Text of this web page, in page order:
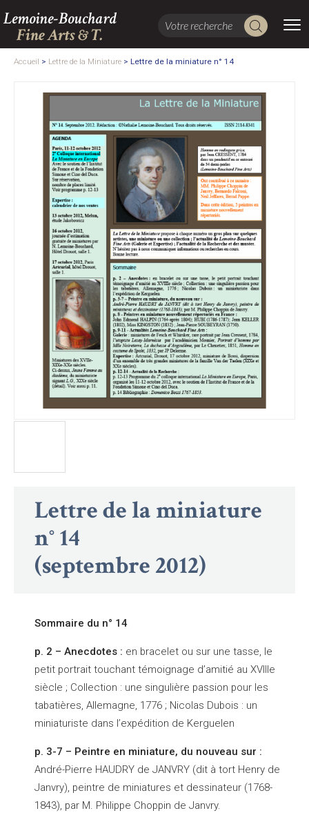
Lemoine-Bouchard
Fine Arts & T.
Accueil > Lettre de la Miniature > Lettre de la miniature n° 14
Lettre de la miniature
n° 14
(septembre 2012)
Sommaire du n° 14
p. 2 – Anecdotes : en bracelet ou sur une tasse, le
petit portrait touchant témoignage d’amitié au XVIIIe
siècle ; Collection : une singulière passion pour les
tabatières, Allemagne, 1776 ; Nicolas Dubois : un
miniaturiste dans l’expédition de Kerguelen
p. 3-7 – Peintre en miniature, du nouveau sur :
André-Pierre HAUDRY de JANVRY (dit à tort Henry de
Janvry), peintre de miniatures et dessinateur (1768-
1843), par M. Philippe Choppin de Janvry.